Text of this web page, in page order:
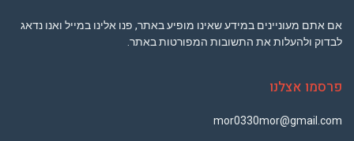
אם אתם מעוניינים במידע שאינו מופיע באתר, פנו אלינו במייל ואנו נדאג
לבדוק ולהעלות את התשובות המפורטות באתר.
פרסמו אצלנו
mor0330mor@gmail.com